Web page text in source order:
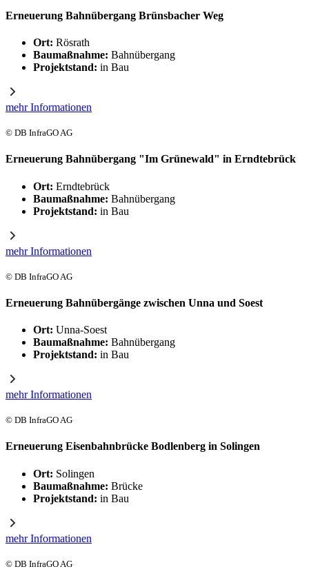
Erneuerung Bahnübergang Brünsbacher Weg
Ort: Rösrath
Baumaßnahme: Bahnübergang
Projektstand: in Bau
mehr Informationen
© DB InfraGO AG
Erneuerung Bahnübergang "Im Grünewald" in Erndtebrück
Ort: Erndtebrück
Baumaßnahme: Bahnübergang
Projektstand: in Bau
mehr Informationen
© DB InfraGO AG
Erneuerung Bahnübergänge zwischen Unna und Soest
Ort: Unna-Soest
Baumaßnahme: Bahnübergang
Projektstand: in Bau
mehr Informationen
© DB InfraGO AG
Erneuerung Eisenbahnbrücke Bodlenberg in Solingen
Ort: Solingen
Baumaßnahme: Brücke
Projektstand: in Bau
mehr Informationen
© DB InfraGO AG